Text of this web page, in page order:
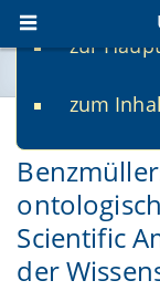
zur
zum
Scientific
der